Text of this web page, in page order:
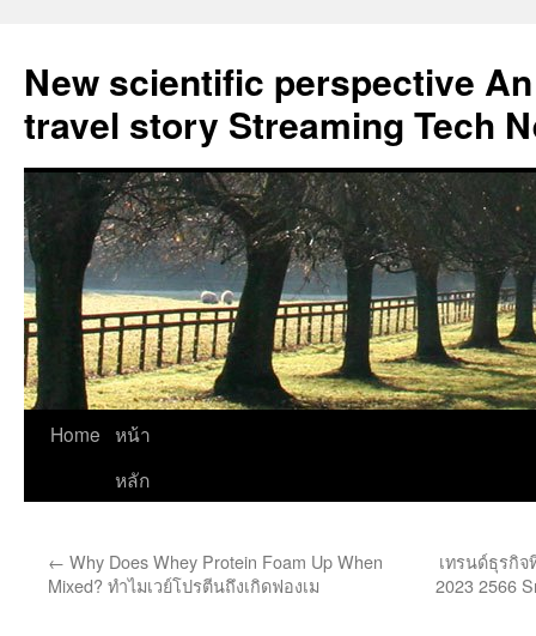
New scientific perspective
travel story Streaming Tech
Skip
Home หน้า
หลัก
← Why Does Whey Protein Foam Up When
Mixed? ทำไมเวย์โปรตีนถึงเกิดฟองเม
เทรนด์ธุรกิจ
2023 2566